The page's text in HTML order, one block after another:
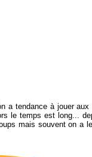
a tendance à jouer
le temps est long...
mais souvent on a